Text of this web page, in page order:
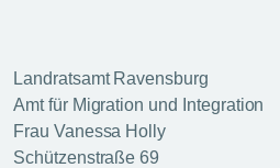
Landratsamt Ravensburg
Amt für Migration und Integration
Frau Vanessa Holly
Schützenstraße 69